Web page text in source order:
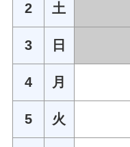
2 土
3 日
4 月
5 火